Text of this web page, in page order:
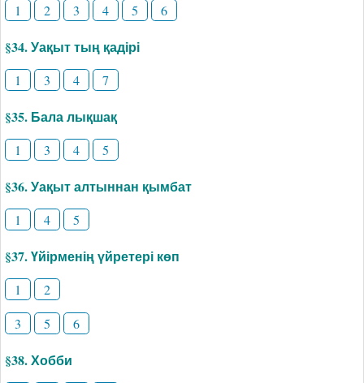
1 2 3 4 5 6
§34. Уақыт тың қадірі
1 3 4 7
§35. Бала лықшақ
1 3 4 5
§36. Уақыт алтыннан қымбат
1 4 5
§37. Үйірменің үйретері көп
1
2
3
5 6
§38. Хобби